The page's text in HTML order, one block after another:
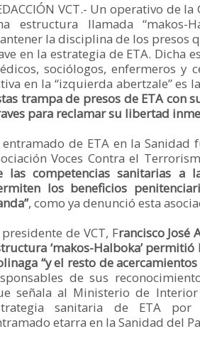
VCT.- Un operativo de
estructura llamada “makos-
la disciplina de los presos
en la estrategia de ETA. Dicha
sociólogos, enfermeros y
en la “izquierda abertzale” es
trampa de presos de ETA con
para reclamar su libertad
entramado de ETA en la Sanidad
Voces Contra el
las competencias sanitarias a
los beneficios
, como ya denunció esta
presidente de VCT, Francisco José
‘makos-Halboka’
“y el resto de
de sus
señala al Ministerio de
sanitaria de ETA
etarra en la Sanidad del